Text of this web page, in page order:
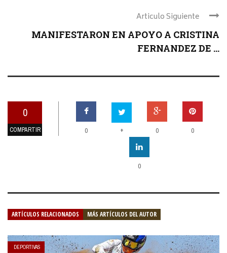
Articulo Siguiente
MANIFESTARON EN APOYO A CRISTINA
FERNANDEZ DE ...
0
COMPARTIR 0 + 0 0
0
ARTÍCULOS RELACIONADOS MÁS ARTÍCULOS DEL AUTOR
DEPORTIVAS